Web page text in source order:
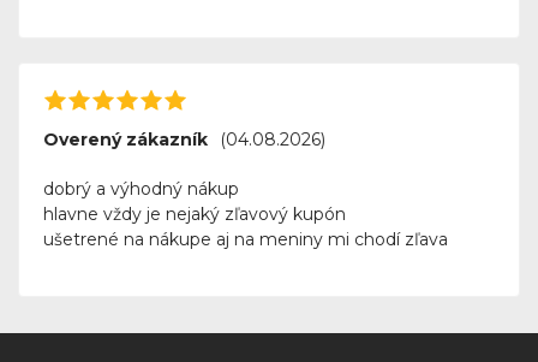
Overený zákazník (04.08.2026)
dobrý a výhodný nákup
hlavne vždy je nejaký zľavový kupón
ušetrené na nákupe aj na meniny mi chodí zľava